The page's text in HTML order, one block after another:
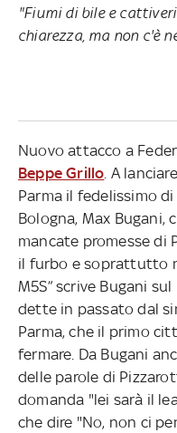
"Fiumi di bile e
chiarezza, ma non c'è
Nuovo attacco a
Beppe Grillo . A
Parma il fedelissimo
Bologna, Max
mancate promesse di
il furbo e soprattutto
M5S” scrive Bugani
dette in passato dal
Parma, che il primo
fermare. Da Bugani
delle parole di
domanda "lei sarà il
che dire "No, non ci